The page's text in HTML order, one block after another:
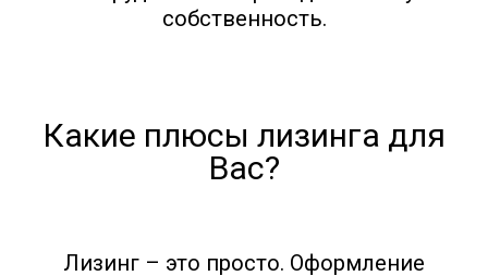
собственность.
Какие плюсы лизинга для
Вас?
Лизинг – это просто. Оформление